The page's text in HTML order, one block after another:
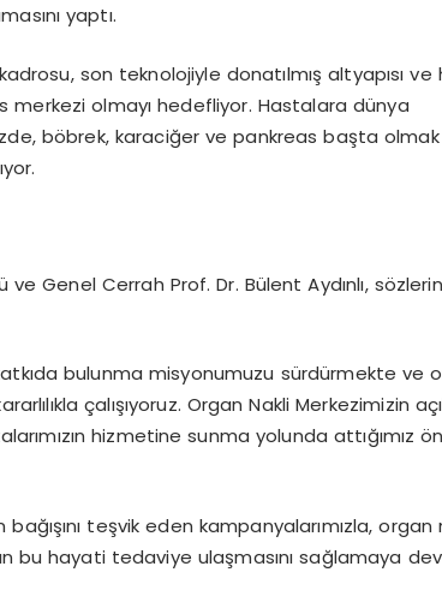
yaptı.
son teknolojiyle donatılmış altyapısı ve
merkezi olmayı hedefliyor. Hastalara dünya
böbrek, karaciğer ve pankreas başta
Genel Cerrah Prof. Dr. Bülent Aydınlı,
bulunma misyonumuzu sürdürmekte ve
çalışıyoruz. Organ Nakli Merkezimizin
hizmetine sunma yolunda attığımız
teşvik eden kampanyalarımızla, organ
bu hayati tedaviye ulaşmasını sağlamaya